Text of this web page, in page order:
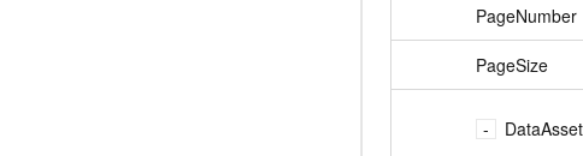
PageNumber
PageSize